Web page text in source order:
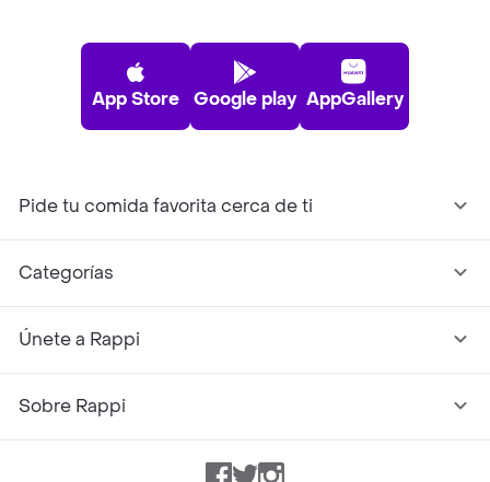
App Store Google play AppGallery
Pide tu comida favorita cerca de ti
Categorías
Únete a Rappi
Sobre Rappi
Facebook
TwitterInstagram